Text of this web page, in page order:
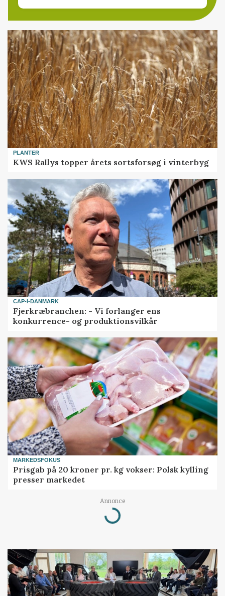
PLANTER
KWS Rallys topper årets sortsforsøg i vinterbyg
CAP-I-DANMARK
Fjerkræbranchen: - Vi forlanger ens
konkurrence- og produktionsvilkår
MARKEDSFOKUS
Prisgab på 20 kroner pr. kg vokser: Polsk kylling
presser markedet
Annonce
Loading...